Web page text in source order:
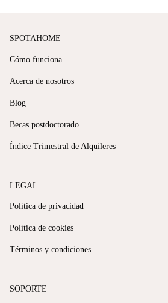
SPOTAHOME
Cómo funciona
Acerca de nosotros
Blog
Becas postdoctorado
Índice Trimestral de Alquileres
LEGAL
Política de privacidad
Política de cookies
Términos y condiciones
SOPORTE